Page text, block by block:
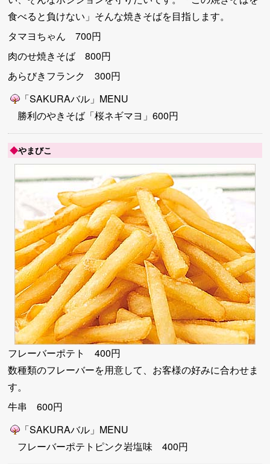
食べると負けない」そんな焼きそばを目指します。
タマヨちゃん 700円
肉のせ焼きそば 800円
あらびきフランク 300円
「SAKURAバル」MENU
勝利のやきそば「桜ネギマヨ」600円
◆やまびこ
フレーバーポテト 400円
数種類のフレーバーを用意して、お客様の好みに合わせま
す。
牛串 600円
「SAKURAバル」MENU
フレーバーポテトピンク岩塩味 400円